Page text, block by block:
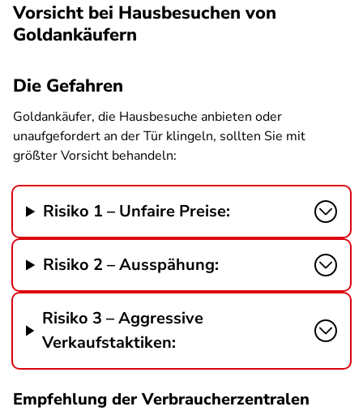
Vorsicht bei Hausbesuchen von
Goldankäufern
Die Gefahren
Goldankäufer, die Hausbesuche anbieten oder
unaufgefordert an der Tür klingeln, sollten Sie mit
größter Vorsicht behandeln:
Risiko 1 – Unfaire Preise:
Risiko 2 – Ausspähung:
Risiko 3 – Aggressive
Verkaufstaktiken:
Empfehlung der Verbraucherzentralen